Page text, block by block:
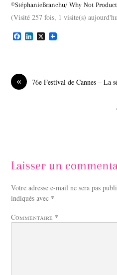
©StéphanieBranchu/ Why Not
(Visité 257 fois, 1 visite(s)
F
o
o
k
L
I
X
« 76e Festival de Cannes – La
Laisser un
Votre adresse e-mail ne sera pas
indiqués avec *
Commentaire *